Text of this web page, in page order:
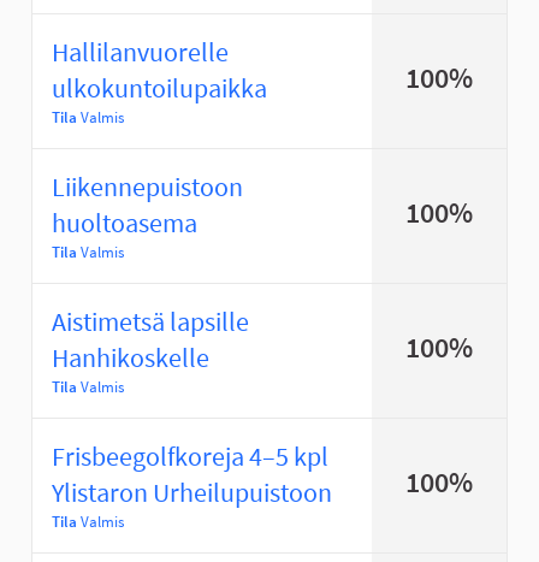
Hallilanvuorelle
ulkokuntoilupaikka
Tila Valmis
100%
Liikennepuistoon
huoltoasema
Tila Valmis
100%
Aistimetsä lapsille
Hanhikoskelle
Tila Valmis
100%
Frisbeegolfkoreja 4–5 kpl
Ylistaron Urheilupuistoon
Tila Valmis
100%